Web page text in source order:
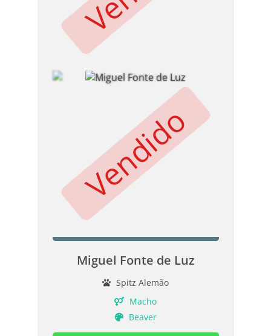
Vendido
Miguel Fonte de Luz
Spitz Alemão
Macho
Beaver